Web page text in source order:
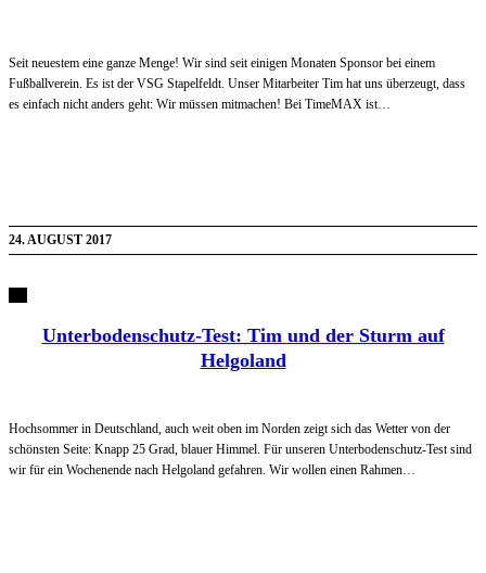
Seit neuestem eine ganze Menge! Wir sind seit einigen Monaten Sponsor bei einem
Fußballverein. Es ist der VSG Stapelfeldt. Unser Mitarbeiter Tim hat uns überzeugt, dass
es einfach nicht anders geht: Wir müssen mitmachen! Bei TimeMAX ist…
24. AUGUST 2017
Unterbodenschutz-Test: Tim und der Sturm auf
Helgoland
Hochsommer in Deutschland, auch weit oben im Norden zeigt sich das Wetter von der
schönsten Seite: Knapp 25 Grad, blauer Himmel. Für unseren Unterbodenschutz-Test sind
wir für ein Wochenende nach Helgoland gefahren. Wir wollen einen Rahmen…